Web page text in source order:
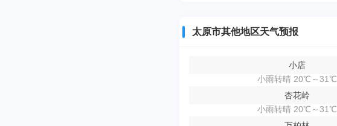
太原市其他地区天气预报
小店
小雨转晴 20℃～31℃
杏花岭
小雨转晴 20℃～31℃